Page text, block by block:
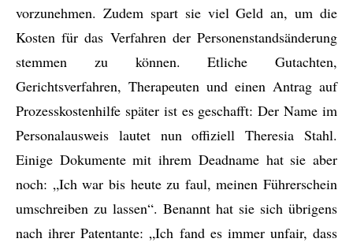
vorzunehmen. Zudem spart sie viel Geld an, um die
Kosten für das Verfahren der Personenstandsänderung
stemmen zu können. Etliche Gutachten,
Gerichtsverfahren, Therapeuten und einen Antrag auf
Prozesskostenhilfe später ist es geschafft: Der Name im
Personalausweis lautet nun offiziell Theresia Stahl.
Einige Dokumente mit ihrem Deadname hat sie aber
noch: „Ich war bis heute zu faul, meinen Führerschein
umschreiben zu lassen“. Benannt hat sie sich übrigens
nach ihrer Patentante: „Ich fand es immer unfair, dass